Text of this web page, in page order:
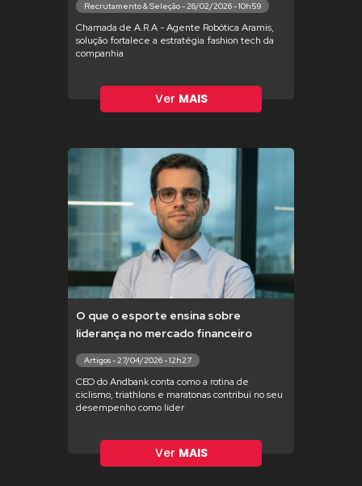
Recrutamento & Seleção - 26/02/2026 - 10h59
Chamada de A.R.A - Agente Robótica Aramis,
solução fortalece a estratégia fashion tech da
companhia
Ver MAIS
O que o esporte ensina sobre
liderança no mercado financeiro
Artigos - 27/04/2026 - 12h27
CEO do Andbank conta como a rotina de
ciclismo, triathlons e maratonas contribui no seu
desempenho como líder
Ver MAIS